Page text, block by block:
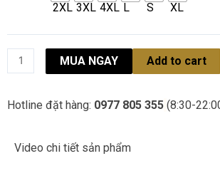
MUA NGAY Add to cart
Hotline đặt hàng: 0977 805 355 (8:30-
Video chi tiết sản phẩm